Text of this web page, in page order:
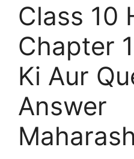
Class 10
Chapter
Ki Aur
Answer